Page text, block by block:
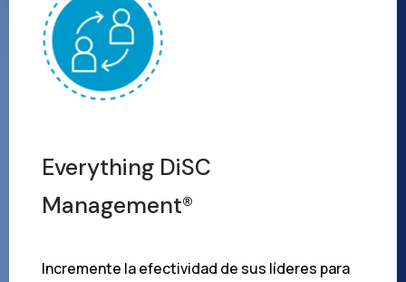
Everything DiSC
Management®
Incremente la efectividad de sus líderes para